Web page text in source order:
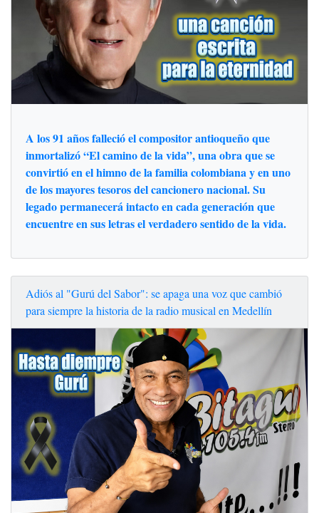
A los 91 años falleció el compositor antioqueño que
inmortalizó “El camino de la vida”, una obra que se
convirtió en el himno de la familia colombiana y en uno
de los mayores tesoros del cancionero nacional. Su
legado permanecerá intacto en cada generación que
encuentre en sus letras el verdadero sentido de la vida.
Adiós al "Gurú del Sabor": se apaga una voz que cambió
para siempre la historia de la radio musical en Medellín